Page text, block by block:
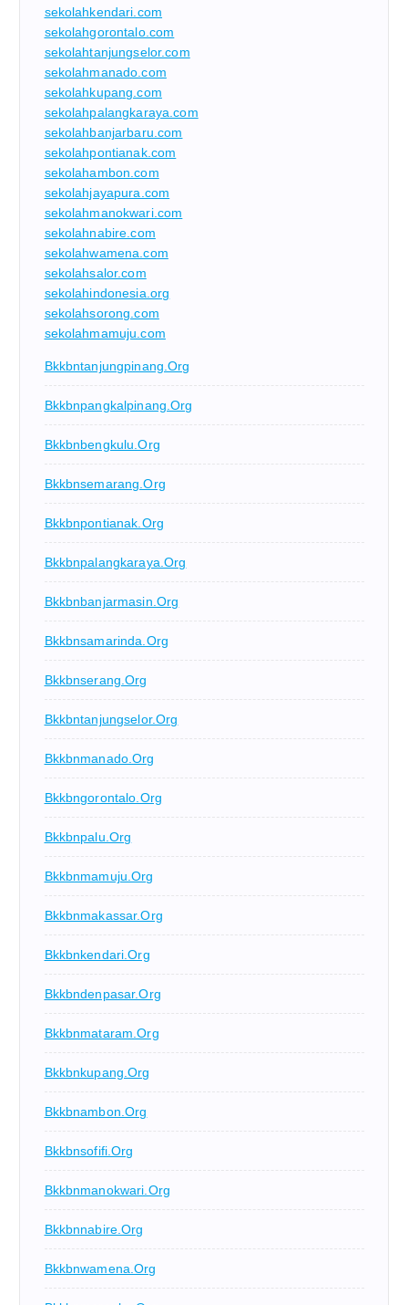
sekolahkendari.com
sekolahgorontalo.com
sekolahtanjungselor.com
sekolahmanado.com
sekolahkupang.com
sekolahpalangkaraya.com
sekolahbanjarbaru.com
sekolahpontianak.com
sekolahambon.com
sekolahjayapura.com
sekolahmanokwari.com
sekolahnabire.com
sekolahwamena.com
sekolahsalor.com
sekolahindonesia.org
sekolahsorong.com
sekolahmamuju.com
Bkkbntanjungpinang.org
Bkkbnpangkalpinang.org
Bkkbnbengkulu.org
Bkkbnsemarang.org
Bkkbnpontianak.org
Bkkbnpalangkaraya.org
Bkkbnbanjarmasin.org
Bkkbnsamarinda.org
Bkkbnserang.org
Bkkbntanjungselor.org
Bkkbnmanado.org
Bkkbngorontalo.org
Bkkbnpalu.org
Bkkbnmamuju.org
Bkkbnmakassar.org
Bkkbnkendari.org
Bkkbndenpasar.org
Bkkbnmataram.org
Bkkbnkupang.org
Bkkbnambon.org
Bkkbnsofifi.org
Bkkbnmanokwari.org
Bkkbnnabire.org
Bkkbnwamena.org